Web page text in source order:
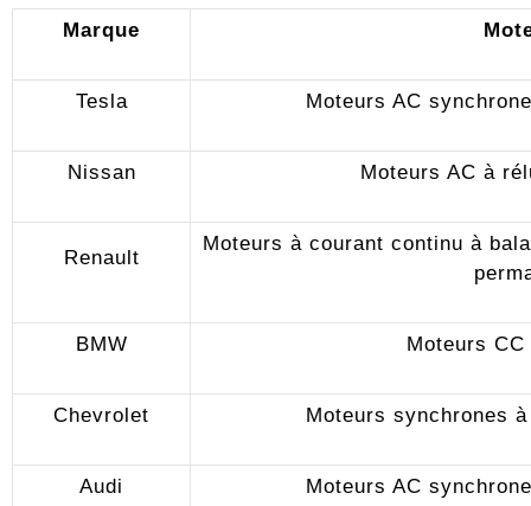
Marque
Tesla Moteurs AC
Nissan Moteurs AC à
Renault
Moteurs à courant continu à
BMW Moteurs
Chevrolet Moteurs synchrones
Audi Moteurs AC